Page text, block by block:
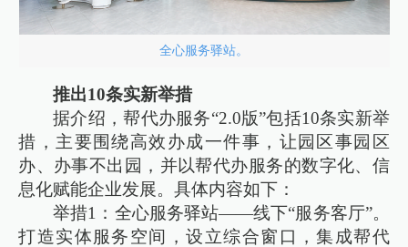
全心服务驿站。
推出10条实新举措
据介绍，帮代办服务“2.0版”包括10条实新举
措，主要围绕高效办成一件事，让园区事园区
办、办事不出园，并以帮代办服务的数字化、信
息化赋能企业发展。具体内容如下：
举措1：全心服务驿站——线下“服务客厅”。
打造实体服务空间，设立综合窗口，集成帮代